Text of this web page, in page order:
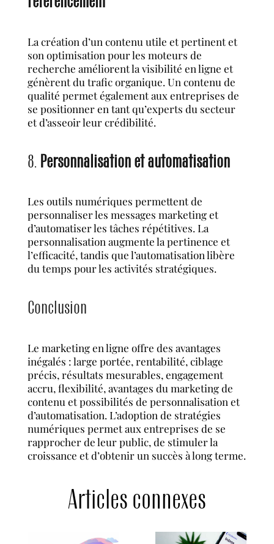
La création d’un contenu utile et pertinent et
son optimisation pour les moteurs de
recherche améliorent la visibilité en ligne et
génèrent du trafic organique. Un contenu de
qualité permet également aux entreprises de
se positionner en tant qu’experts du secteur
et d’asseoir leur crédibilité.
8. Personnalisation et automatisation
Les outils numériques permettent de
personnaliser les messages marketing et
d’automatiser les tâches répétitives. La
personnalisation augmente la pertinence et
l’efficacité, tandis que l’automatisation libère
du temps pour les activités stratégiques.
Conclusion
Le marketing en ligne offre des avantages
inégalés : large portée, rentabilité, ciblage
précis, résultats mesurables, engagement
accru, flexibilité, avantages du marketing de
contenu et possibilités de personnalisation et
d’automatisation. L’adoption de stratégies
numériques permet aux entreprises de se
rapprocher de leur public, de stimuler la
croissance et d’obtenir un succès à long terme.
Articles connexes